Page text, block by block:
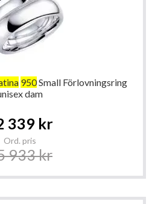
950Small Förlovningsring
dam
339 kr
Ord. pris
933 kr